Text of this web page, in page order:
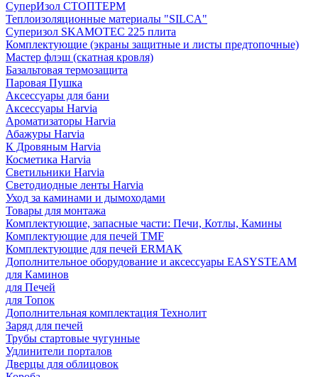
СуперИзол СТОПТЕРМ
Теплоизоляционные материалы "SILCA"
Суперизол SKAMOTEC 225 плита
Комплектующие (экраны защитные и листы предтопочные)
Мастер флэш (скатная кровля)
Базальтовая термозащита
Паровая Пушка
Аксессуары для бани
Аксессуары Harvia
Ароматизаторы Harvia
Абажуры Harvia
К Дровяным Harvia
Косметика Harvia
Светильники Harvia
Светодиодные ленты Harvia
Уход за каминами и дымоходами
Товары для монтажа
Комплектующие, запасные части: Печи, Котлы, Камины
Комплектующие для печей TMF
Комплектующие для печей ERMAK
Дополнительное оборудование и аксессуары EASYSTEAM
для Каминов
для Печей
для Топок
Дополнительная комплектация Технолит
Заряд для печей
Трубы стартовые чугунные
Удлинители порталов
Дверцы для облицовок